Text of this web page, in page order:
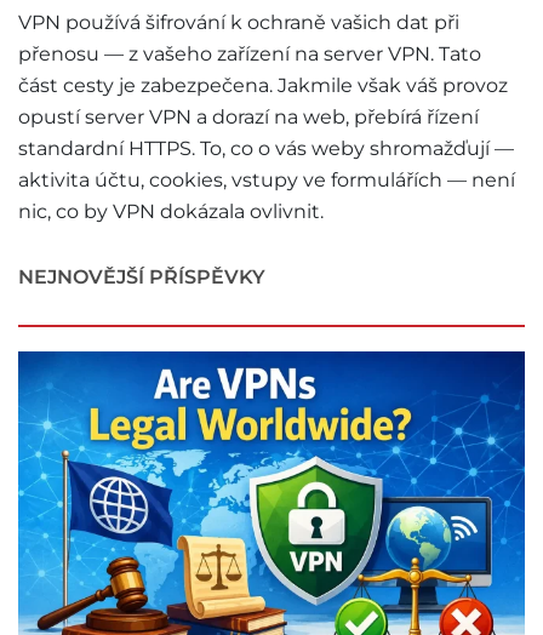
VPN používá šifrování k ochraně vašich dat při
přenosu — z vašeho zařízení na server VPN. Tato
část cesty je zabezpečena. Jakmile však váš provoz
opustí server VPN a dorazí na web, přebírá řízení
standardní HTTPS. To, co o vás weby shromažďují —
aktivita účtu, cookies, vstupy ve formulářích — není
nic, co by VPN dokázala ovlivnit.
NEJNOVĚJŠÍ PŘÍSPĚVKY